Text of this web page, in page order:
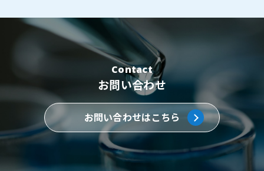
Contact
お問い合わせ
お問い合わせはこちら